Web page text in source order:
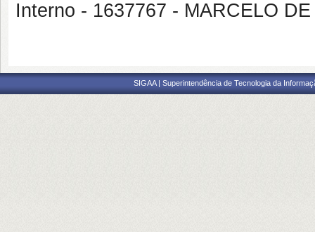
Interno - 1637767 - MARCELO
SIGAA | Superintendência de Tecnologia da